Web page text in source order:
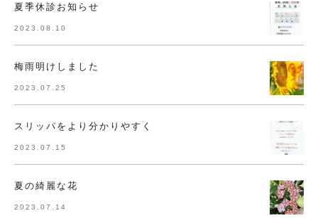
夏季休診お知らせ
2023.08.10
梅雨明けしました
2023.07.25
スリッパをより分かりやすく
2023.07.15
夏の綺麗な花
2023.07.14